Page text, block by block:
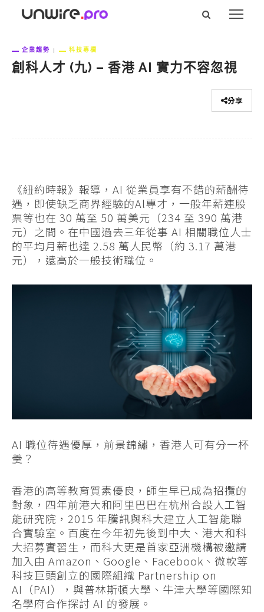
企業趨勢 科技專欄
創科人才 (九) – 香港 AI 實力不容忽視
分享
《紐約時報》報導，AI 從業員享有不錯的薪酬待
遇，即使缺乏商界經驗的Al專才，一般年薪連股
票等也在 30 萬至 50 萬美元（234 至 390 萬港
元）之間。在中國過去三年從事 AI 相關職位人士
的平均月薪也達 2.58 萬人民幣（約 3.17 萬港
元），遠高於一般技術職位。
AI 職位待遇優厚，前景錦繡，香港人可有分一杯
羹？
香港的高等教育質素優良，師生早已成為招攬的
對象，四年前港大和阿里巴巴在杭州合設人工智
能研究院，2015 年騰訊與科大建立人工智能聯
合實驗室。百度在今年初先後到中大、港大和科
大招募實習生，而科大更是首家亞洲機構被邀請
加入由 Amazon、Google、Facebook、微軟等
科技巨頭創立的國際組織 Partnership on
AI（PAI），與普林斯頓大學、牛津大學等國際知
名學府合作探討 AI 的發展。